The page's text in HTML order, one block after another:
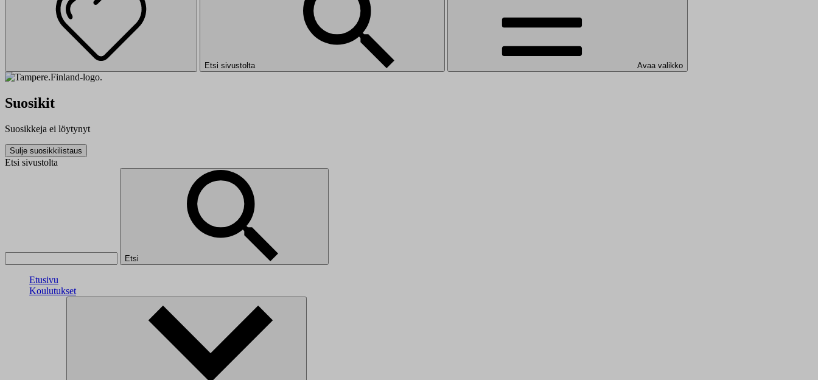
Etsi sivustolta Avaa valikko
Suosikit
Suosikkeja ei löytynyt
Sulje suosikkilistaus
Etsi sivustolta
Etsi
Etusivu
Koulutukset